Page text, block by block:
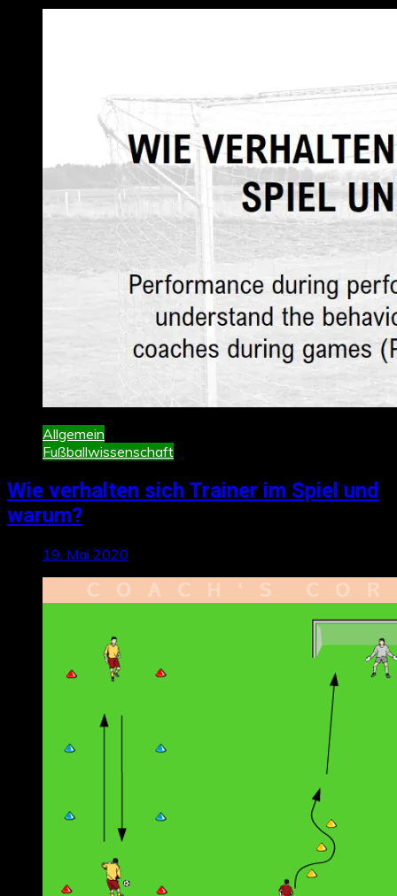
Allgemein
Fußballwissenschaft
Wie verhalten sich Trainer im Spiel und
warum?
19. Mai 2020